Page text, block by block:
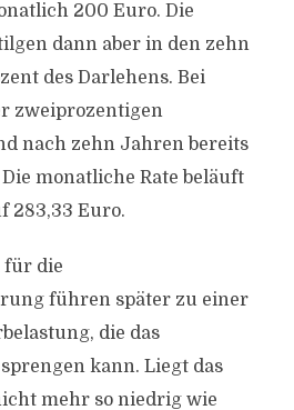
200 Euro. Die
dann aber in den zehn
des Darlehens. Bei
zweiprozentigen
nach zehn Jahren bereits
monatliche Rate beläuft
283,33 Euro.
für die
führen später zu einer
die das
kann. Liegt das
mehr so niedrig wie